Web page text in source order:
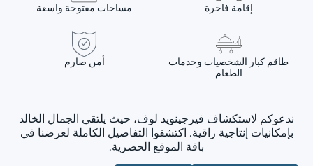
إقامة فاخرة مساحات مفتوحة واسعة
طاقم كبار الشخصيات وخدمات
الطعام
أمن صارم
ندعوكم لاستكشاف فيرجينويد لوف، حيث يلتقي الجمال الخالد
بإمكانيات إنتاجية راقية. اكتشفوا التفاصيل الكاملة لعرضنا في
باقة الموقع الحصرية.